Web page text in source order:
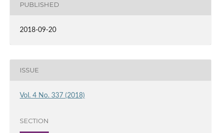
PUBLISHED
2018-09-20
ISSUE
Vol. 4 No. 337 (2018)
SECTION